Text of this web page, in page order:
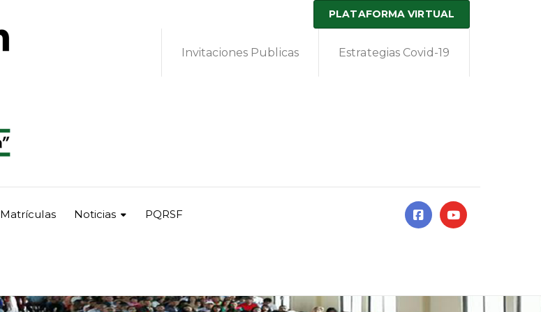
PLATAFORMA VIRTUAL
Invitaciones Publicas Estrategias Covid-19
Matrículas Noticias PQRSF